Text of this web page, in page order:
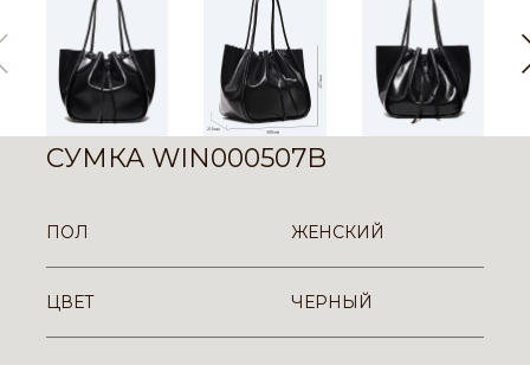
СУМКА WIN000507B
ПОЛ ЖЕНСКИЙ
ЦВЕТ ЧЕРНЫЙ